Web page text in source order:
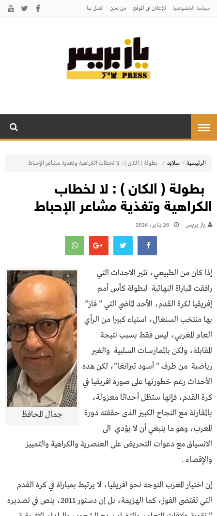
سياسة الخصوصية للإعلان في الموقع من نحن اتصل بنـا
الرئيسية ⁄ سلايد ⁄ بطولة ( الكان ) : لا لخطاب الكراهية وتغذية مشاعر الإحباط
بطولة ( الكان ) : لا لخطاب
الكراهية وتغذية مشاعر الإحباط
يـاز بريـس 26 يناير، 2026
جمال المحافظ
إذا كان من الطبيعي، تثير الاحداث التي
رافقت المباراة النهائية لبطولة كأس أمم
إفريقيا لكرة القدم، الأحد الماضي التي ” فاز”
بها منتخب السنغال، استياء كبيرا من الرأي
العام المغربي، ليس فقط بسبب نتيجة
المقابلة، ولكن بالممارسات السلبية والغير
رياضية من طرف ” أسود تيرانغا”، لكن هذه
الأحداث رغم خطورتها على صورة افريقيا في
كرة القدم، فإنها ستظل أحداثا معزولة،
بالمقارنة مع النجاح الكبير الذى حققته دورة
المغرب، وهو ما ينبغي أن لا يؤدي الى
الانسياق مع دعوات التحريض على العنصرية والكراهية والتمييز
والإقصاء .
إن اختيار المغرب التوجه نحو افريقيا، لا يرتبط بمباراة في كرة القدم
التي تقتضى الفوز، كما الهزيمة، بل إن دستور 2011، ينص في تصديره